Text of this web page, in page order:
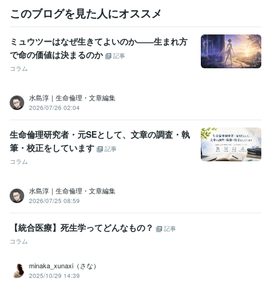
このブログを見た人にオススメ
ミュウツーはなぜ生きてよいのか――生まれ方
で命の価値は決まるのか
記事
コラム
水島淳｜生命倫理・文章編集
2026/07/26 02:04
生命倫理研究者・元SEとして、文章の調査・執
筆・校正をしています
記事
コラム
水島淳｜生命倫理・文章編集
2026/07/25 08:59
【統合医療】死生学ってどんなもの？
記事
コラム
minaka_xunaxi（さな）
2025/10/29 14:39